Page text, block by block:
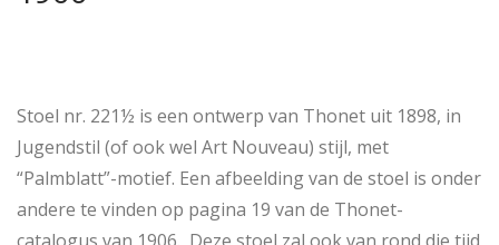
Stoel nr. 221½ is een ontwerp van Thonet uit 1898, in
Jugendstil (of ook wel Art Nouveau) stijl, met
“Palmblatt”-motief. Een afbeelding van de stoel is onder
andere te vinden op pagina 19 van de Thonet-